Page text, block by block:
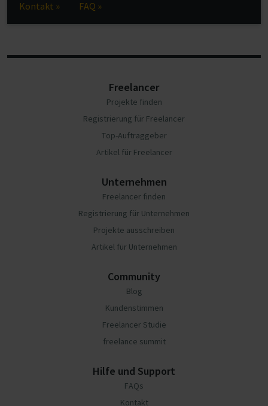
Kontakt » FAQ »
Freelancer
Projekte finden
Registrierung für Freelancer
Top-Auftraggeber
Artikel für Freelancer
Unternehmen
Freelancer finden
Registrierung für Unternehmen
Projekte ausschreiben
Artikel für Unternehmen
Community
Blog
Kundenstimmen
Freelancer Studie
freelance summit
Hilfe und Support
FAQs
Kontakt